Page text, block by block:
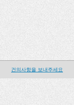
건의사항을 보내주세요